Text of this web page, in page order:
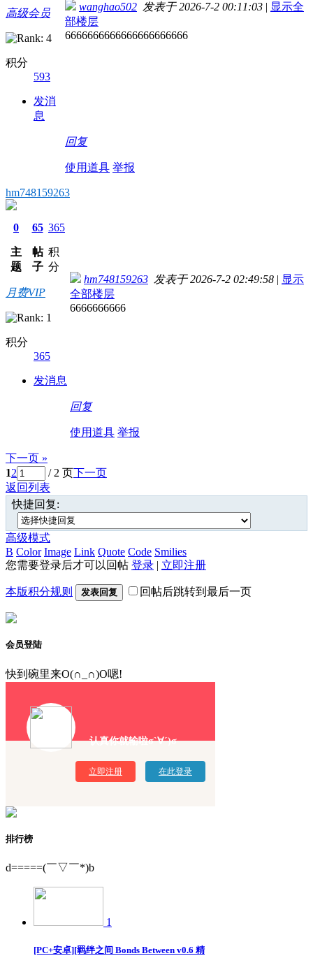
高级会员
积分
593
发消
息
wanghao502 发表于 2026-7-2 00:11:03 | 显示全
部楼层
6666666666666666666666
回复
使用道具 举报
hm748159263
0
主
题
65
帖
子
365
积
分
月费VIP
积分
365
发消息
hm748159263 发表于 2026-7-2 02:49:58 | 显示
全部楼层
6666666666
回复
使用道具 举报
下一页 »
12 / 2 页下一页
返回列表
快捷回复:
高级模式
B Color Image Link Quote Code Smilies
您需要登录后才可以回帖 登录 | 立即注册
本版积分规则 发表回复 回帖后跳转到最后一页
会员登陆
快到碗里来O(∩_∩)O嗯!
认真你就输啦σ`∀´)σ
立即注册 在此登录
排行榜
d=====(￣▽￣*)b
1
[PC+安卓][羁绊之间 Bonds Between v0.6 精